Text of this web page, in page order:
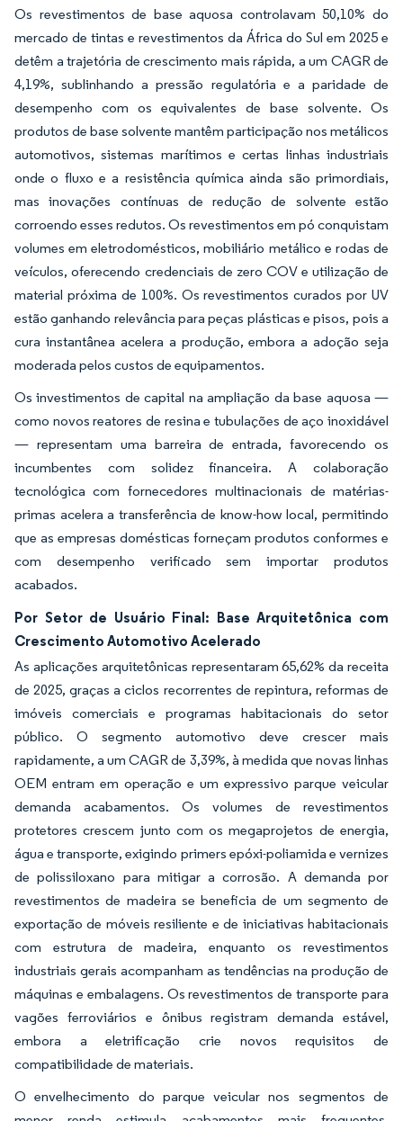
Os revestimentos de base aquosa controlavam 50,10% do
mercado de tintas e revestimentos da África do Sul em 2025 e
detêm a trajetória de crescimento mais rápida, a um CAGR de
4,19%, sublinhando a pressão regulatória e a paridade de
desempenho com os equivalentes de base solvente. Os
produtos de base solvente mantêm participação nos metálicos
automotivos, sistemas marítimos e certas linhas industriais
onde o fluxo e a resistência química ainda são primordiais,
mas inovações contínuas de redução de solvente estão
corroendo esses redutos. Os revestimentos em pó conquistam
volumes em eletrodomésticos, mobiliário metálico e rodas de
veículos, oferecendo credenciais de zero COV e utilização de
material próxima de 100%. Os revestimentos curados por UV
estão ganhando relevância para peças plásticas e pisos, pois a
cura instantânea acelera a produção, embora a adoção seja
moderada pelos custos de equipamentos.
Os investimentos de capital na ampliação da base aquosa —
como novos reatores de resina e tubulações de aço inoxidável
— representam uma barreira de entrada, favorecendo os
incumbentes com solidez financeira. A colaboração
tecnológica com fornecedores multinacionais de matérias-
primas acelera a transferência de know-how local, permitindo
que as empresas domésticas forneçam produtos conformes e
com desempenho verificado sem importar produtos
acabados.
Por Setor de Usuário Final: Base Arquitetônica com
Crescimento Automotivo Acelerado
As aplicações arquitetônicas representaram 65,62% da receita
de 2025, graças a ciclos recorrentes de repintura, reformas de
imóveis comerciais e programas habitacionais do setor
público. O segmento automotivo deve crescer mais
rapidamente, a um CAGR de 3,39%, à medida que novas linhas
OEM entram em operação e um expressivo parque veicular
demanda acabamentos. Os volumes de revestimentos
protetores crescem junto com os megaprojetos de energia,
água e transporte, exigindo primers epóxi-poliamida e vernizes
de polissiloxano para mitigar a corrosão. A demanda por
revestimentos de madeira se beneficia de um segmento de
exportação de móveis resiliente e de iniciativas habitacionais
com estrutura de madeira, enquanto os revestimentos
industriais gerais acompanham as tendências na produção de
máquinas e embalagens. Os revestimentos de transporte para
vagões ferroviários e ônibus registram demanda estável,
embora a eletrificação crie novos requisitos de
compatibilidade de materiais.
O envelhecimento do parque veicular nos segmentos de